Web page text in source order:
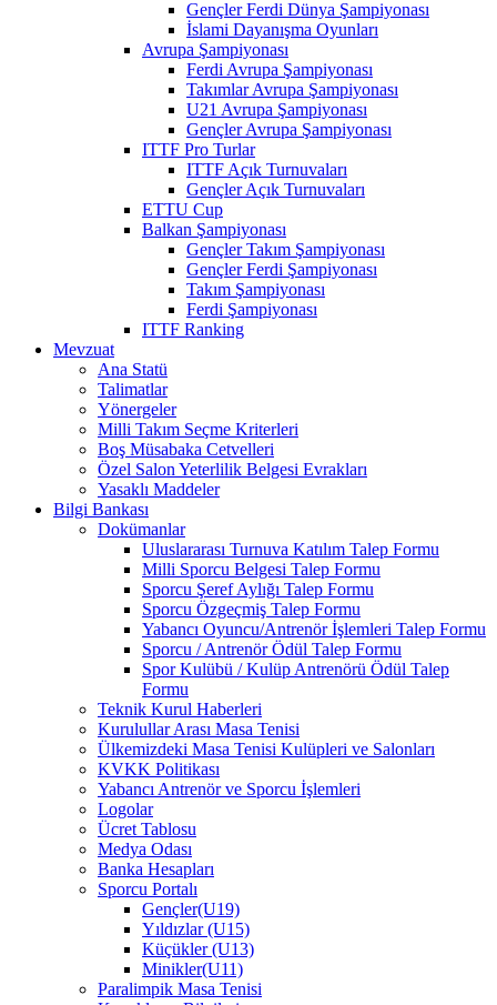
Gençler Ferdi Dünya Şampiyonası
İslami Dayanışma Oyunları
Avrupa Şampiyonası
Ferdi Avrupa Şampiyonası
Takımlar Avrupa Şampiyonası
U21 Avrupa Şampiyonası
Gençler Avrupa Şampiyonası
ITTF Pro Turlar
ITTF Açık Turnuvaları
Gençler Açık Turnuvaları
ETTU Cup
Balkan Şampiyonası
Gençler Takım Şampiyonası
Gençler Ferdi Şampiyonası
Takım Şampiyonası
Ferdi Şampiyonası
ITTF Ranking
Mevzuat
Ana Statü
Talimatlar
Yönergeler
Milli Takım Seçme Kriterleri
Boş Müsabaka Cetvelleri
Özel Salon Yeterlilik Belgesi Evrakları
Yasaklı Maddeler
Bilgi Bankası
Dokümanlar
Uluslararası Turnuva Katılım Talep Formu
Milli Sporcu Belgesi Talep Formu
Sporcu Şeref Aylığı Talep Formu
Sporcu Özgeçmiş Talep Formu
Yabancı Oyuncu/Antrenör İşlemleri Talep Formu
Sporcu / Antrenör Ödül Talep Formu
Spor Kulübü / Kulüp Antrenörü Ödül Talep
Formu
Teknik Kurul Haberleri
Kurulullar Arası Masa Tenisi
Ülkemizdeki Masa Tenisi Kulüpleri ve Salonları
KVKK Politikası
Yabancı Antrenör ve Sporcu İşlemleri
Logolar
Ücret Tablosu
Medya Odası
Banka Hesapları
Sporcu Portalı
Gençler(U19)
Yıldızlar (U15)
Küçükler (U13)
Minikler(U11)
Paralimpik Masa Tenisi